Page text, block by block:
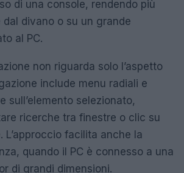
di una console, rendendo più
divano o su un grande
al PC.
non riguarda solo l’aspetto
include menu radiali e
sull’elemento selezionato,
ricerche tra finestre o clic su
L’approccio facilita anche la
quando il PC è connesso a una
di grandi dimensioni.